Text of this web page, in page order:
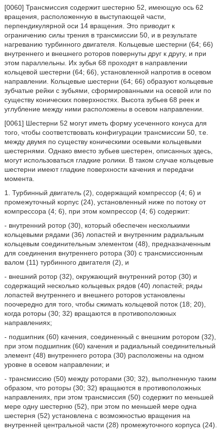
[0060] Трансмиссия содержит шестерню 52, имеющую ось 62
вращения, расположенную в выступающей части,
перпендикулярной оси 14 вращения. Это приводит к
ограничению силы трения в трансмиссии 50, и в результате
нагреванию турбинного двигателя. Кольцевые шестерни (64; 66)
внутреннего и внешнего роторов повернуты друг к другу, и при
этом параллельны. Их зубья 68 проходят в направлении
кольцевой шестерни (64; 66), установленной напротив в осевом
направлении. Кольцевые шестерни (64; 66) образуют кольцевые
зубчатые рейки с зубьями, сформированными на осевой или по
существу конических поверхностях. Высота зубьев 68 реек и
углубление между ними расположены в осевом направлении.
[0061] Шестерни 52 могут иметь форму усеченного конуса для
того, чтобы соответствовать конфигурации трансмиссии 50, т.е.
между двумя по существу коническими осевыми кольцевыми
шестернями. Однако вместо зубьев шестерен, описанных здесь,
могут использоваться гладкие ролики. В таком случае кольцевые
шестерни имеют гладкие поверхности качения и передачи
момента.
1. Турбинный двигатель (2), содержащий компрессор (4; 6) и
промежуточный корпус (24), установленный ниже по потоку от
компрессора (4; 6), при этом компрессор (4; 6) содержит:
- внутренний ротор (30), который обеспечен несколькими
кольцевыми рядами (36) лопастей и внутренним радиальным
кольцевым соединительным элементом (48), предназначенным
для соединения внутреннего ротора (30) с трансмиссионным
валом (11) турбинного двигателя (2), и
- внешний ротор (32), окружающий внутренний ротор (30) и
содержащий несколько кольцевых рядов (40) лопастей; ряды
лопастей внутреннего и внешнего роторов установлены
поочередно для того, чтобы сжимать кольцевой поток (18; 20),
когда роторы (30; 32) вращаются в противоположных
направлениях;
- подшипник (60) качения, соединенный с внешним ротором (32),
при этом подшипник (60) качения и радиальный соединительный
элемент (48) внутреннего ротора (30) расположены на одном
уровне в осевом направлении; и
- трансмиссию (50) между роторами (30; 32), выполненную таким
образом, что роторы (30; 32) вращаются в противоположных
направлениях, при этом трансмиссия (50) содержит по меньшей
мере одну шестерню (52), при этом по меньшей мере одна
шестерня (52) установлена с возможностью вращения на
внутренней центральной части (28) промежуточного корпуса (24).